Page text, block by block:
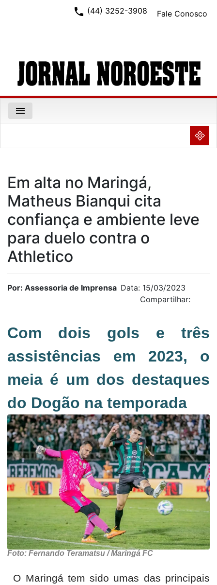
Fale Conosco
phone (44) 3252-3908
menu
NULL
Em alta no Maringá,
Matheus Bianqui cita
confiança e ambiente leve
para duelo contra o
Athletico
Por: Assessoria de Imprensa Data: 15/03/2023
Compartilhar:
Com dois gols e três
assistências em 2023, o
meia é um dos destaques
do Dogão na temporada
Foto: Fernando Teramatsu / Maringá FC
O Maringá tem sido umas das principais